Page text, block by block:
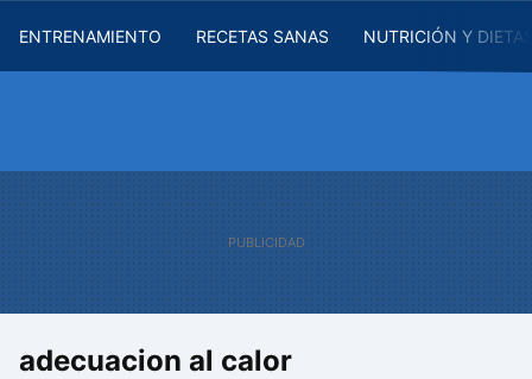
ENTRENAMIENTO RECETAS SANAS NUTRICIÓN Y
adecuacion al calor